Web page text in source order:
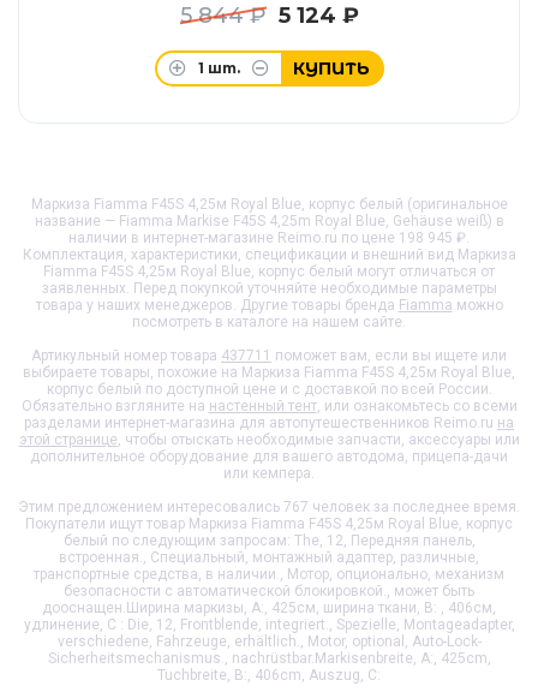
5 844 ₽ 5 124 ₽
1 шт. КУПИТЬ
Маркиза Fiamma F45S 4,25м Royal Blue, корпус белый (оригинальное
название — Fiamma Markise F45S 4,25m Royal Blue, Gehäuse weiß) в
наличии в интернет-магазине Reimo.ru по цене 198 945 ₽.
Комплектация, характеристики, спецификации и внешний вид Маркиза
Fiamma F45S 4,25м Royal Blue, корпус белый могут отличаться от
заявленных. Перед покупкой уточняйте необходимые параметры
товара у наших менеджеров. Другие товары бренда Fiamma можно
посмотреть в каталоге на нашем сайте.
Артикульный номер товара 437711 поможет вам, если вы ищете или
выбираете товары, похожие на Маркиза Fiamma F45S 4,25м Royal Blue,
корпус белый по доступной цене и с доставкой по всей России.
Обязательно взгляните на настенный тент, или ознакомьтесь со всеми
разделами интернет-магазина для автопутешественников Reimo.ru на
этой странице , чтобы отыскать необходимые запчасти, аксессуары или
дополнительное оборудование для вашего автодома, прицепа-дачи
или кемпера.
Этим предложением интересовались 767 человек за последнее время.
Покупатели ищут товар Маркиза Fiamma F45S 4,25м Royal Blue, корпус
белый по следующим запросам: The, 12, Передняя панель,
встроенная., Специальный, монтажный адаптер, различные,
транспортные средства, в наличии., Мотор, опционально, механизм
безопасности с автоматической блокировкой., может быть
дооснащен.Ширина маркизы, A:, 425см, ширина ткани, B: , 406см,
удлинение, C : Die, 12, Frontblende, integriert., Spezielle, Montageadapter,
verschiedene, Fahrzeuge, erhältlich., Motor, optional, Auto-Lock-
Sicherheitsmechanismus., nachrüstbar.Markisenbreite, A:, 425cm,
Tuchbreite, B:, 406cm, Auszug, C: